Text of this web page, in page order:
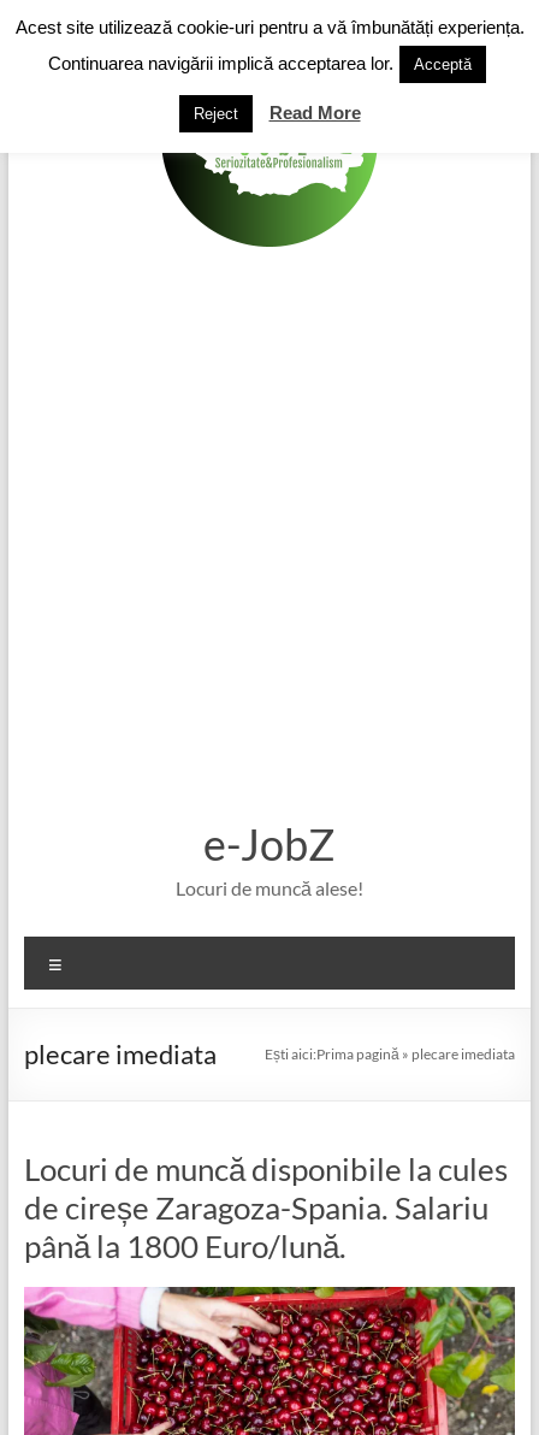
to
content
e-JobZ
Locuri de muncă alese!
plecare imediata Ești aici:Prima pagină » plecare imediata
Locuri de muncă disponibile la cules
de cireșe Zaragoza-Spania. Salariu
până la 1800 Euro/lună.
Acest site utilizează cookie-uri pentru a vă îmbunătăți experiența.
Continuarea navigării implică acceptarea lor.
Acceptă
Reject Read More